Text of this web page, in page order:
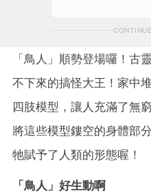
「鳥人」順勢登場囉！古
不下來的搞怪大王！家中
四肢模型，讓人充滿了無
將這些模型鏤空的身體部
牠賦予了人類的形態喔！
「鳥人」好生動啊